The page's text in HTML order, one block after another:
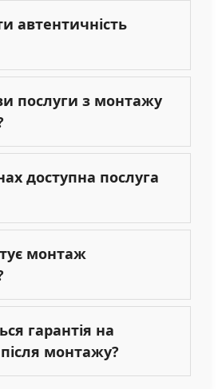
автентичність
послуги з монтажу
доступна послуга
монтаж
гарантія на
монтажу?